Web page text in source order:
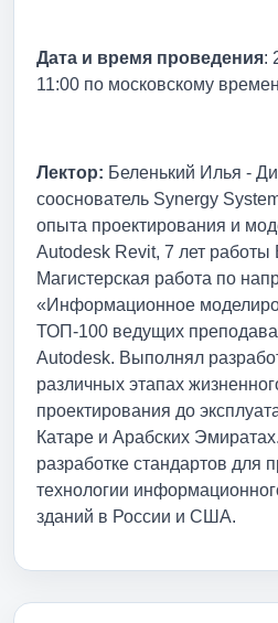
Дата и время проведения:
11:00 по московскому
Лектор: Беленький Илья -
сооснователь Synergy
опыта проектирования и
Autodesk Revit, 7 лет
Магистерская работа по
«Информационное
ТОП-100 ведущих
Autodesk. Выполнял
различных этапах
проектирования до
Катаре и Арабских
разработке стандартов для
технологии
зданий в России и США.